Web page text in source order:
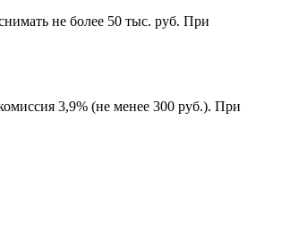
не более 50 тыс. руб. При
3,9% (не менее 300 руб.). При